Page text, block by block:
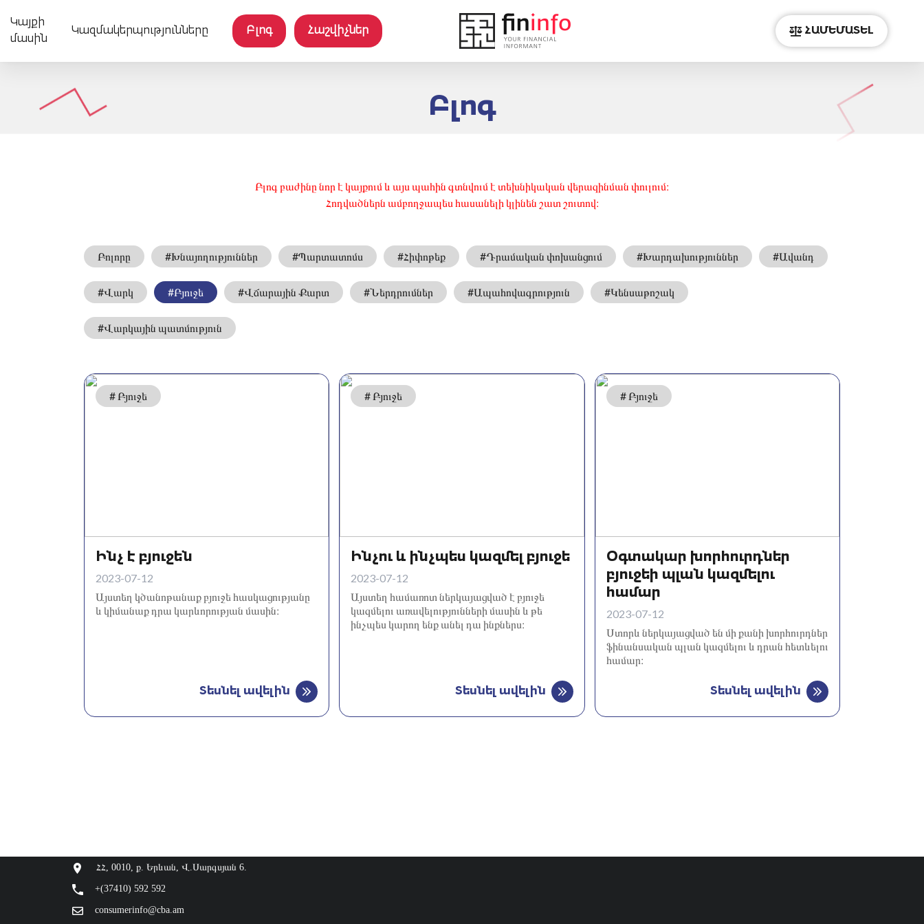
Կայքի
մասին
Կազմակերպությունները Բլոգ Հաշվիչներ ՀԱՄԵՄԱՏԵԼ
Բլոգ
Բլոգ բաժինը նոր է կայքում և այս պահին գտնվում է տեխնիկական վերազինման փուլում։
Հոդվածներն ամբողջապես հասանելի կլինեն շատ շուտով։
Բոլորը #Խնայողություններ #Պարտատոմս #Հիփոթեք #Դրամական փոխանցում #Խարդախություններ #Ավանդ
#Վարկ #Բյուջե #Վճարային Քարտ #Ներդրումներ #Ապահովագրություն #Կենսաթոշակ
#Վարկային պատմություն
# Բյուջե
Ինչ է բյուջեն
2023-07-12
Այստեղ կծանոթանաք բյուջե հասկացությանը
և կիմանաք դրա կարևորության մասին։
Տեսնել ավելին
# Բյուջե
Ինչու և ինչպես կազմել բյուջե
2023-07-12
Այստեղ համառոտ ներկայացված է բյուջե
կազմելու առավելությունների մասին և թե
ինչպես կարող ենք անել դա ինքներս։
Տեսնել ավելին
# Բյուջե
Օգտակար խորհուրդներ
բյուջեի պլան կազմելու
համար
2023-07-12
Ստորև ներկայացված են մի քանի խորհուրդներ
ֆինանսական պլան կազմելու և դրան հետևելու
համար։
Տեսնել ավելին
ՀՀ, 0010, ք. Երևան, Վ.Սարգսյան 6.
+(37410) 592 592
consumerinfo@cba.am